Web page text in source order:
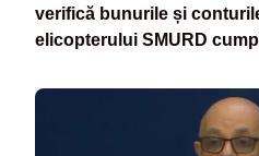
verifică bunurile și
elicopterului SMURD